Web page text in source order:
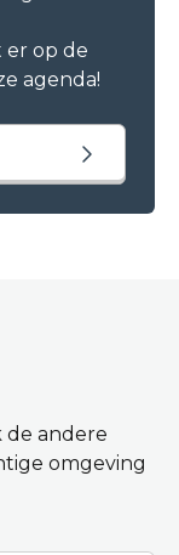
er op de
agenda!
de andere
omgeving